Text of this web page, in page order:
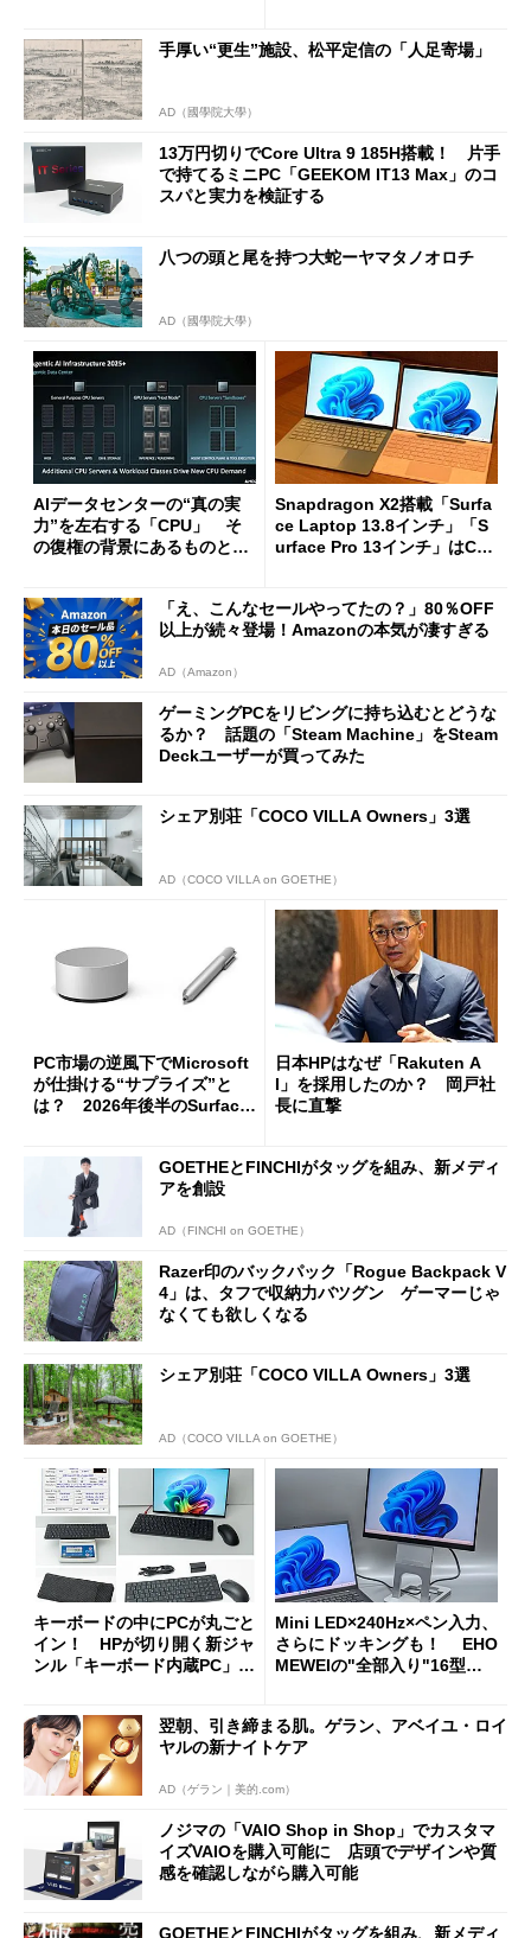
手厚い“更生”施設、松平定信の「人足寄場」
AD（國學院大學）
13万円切りでCore Ultra 9 185H搭載！ 片手
で持てるミニPC「GEEKOM IT13 Max」のコ
スパと実力を検証する
八つの頭と尾を持つ大蛇ーヤマタノオロチ
AD（國學院大學）
AIデータセンターの“真の実
力”を左右する「CPU」 そ
の復権の背景にあるものと
Snapdragon X2搭載「Surfa
ce Laptop 13.8インチ」「S
urface Pro 13インチ」はCop
た
「え、こんなセールやってたの？」80％OFF
以上が続々登場！Amazonの本気が凄すぎる
AD（Amazon）
ゲーミングPCをリビングに持ち込むとどうな
るか？ 話題の「Steam Machine」をSteam
Deckユーザーが買ってみた
シェア別荘「COCO VILLA Owners」3選
AD（COCO VILLA on GOETHE）
PC市場の逆風下でMicrosoft
が仕掛ける“サプライズ”と
は？ 2026年後半のSurface
日本HPはなぜ「Rakuten A
I」を採用したのか？ 岡戸社
長に直撃
GOETHEとFINCHIがタッグを組み、新メディ
アを創設
AD（FINCHI on GOETHE）
Razer印のバックパック「Rogue Backpack V
4」は、タフで収納力バツグン ゲーマーじゃ
なくても欲しくなる
シェア別荘「COCO VILLA Owners」3選
AD（COCO VILLA on GOETHE）
キーボードの中にPCが丸ごと
イン！ HPが切り開く新ジャ
ンル「キーボード内蔵PC」の
Mini LED×240Hz×ペン入力、
さらにドッキングも！ EHO
MEWEIの"全部入り"16型モ
翌朝、引き締まる肌。ゲラン、アベイユ・ロイ
ヤルの新ナイトケア
AD（ゲラン｜美的.com）
ノジマの「VAIO Shop in Shop」でカスタマ
イズVAIOを購入可能に 店頭でデザインや質
感を確認しながら購入可能
GOETHEとFINCHIがタッグを組み、新メディ